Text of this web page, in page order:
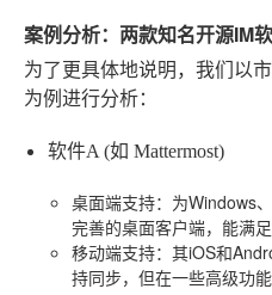
案例分析：两款知名开源IM
为了更具体地说明，我们以
为例进行分析：
软件A (如 Mattermost)
桌面端支持：为Windows
完善的桌面客户端，能满
移动端支持：其iOS和
持同步，但在一些高级功